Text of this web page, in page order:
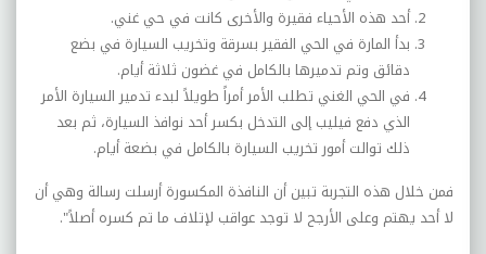
أحد هذه الأحياء فقيرة والأخرى كانت في حي غني.
بدأ المارة في الحي الفقير بسرقة وتخريب السيارة في بضع
دقائق وتم تدميرها بالكامل في غضون ثلاثة أيام.
في الحي الغني تطلب الأمر أمراً طويلاً لبدء تدمير السيارة الأمر
الذي دفع فيليب إلى التدخل بكسر أحد نوافذ السيارة، ثم بعد
ذلك توالت أمور تخريب السيارة بالكامل في بضعة أيام.
فمن خلال هذه التجربة تبين أن النافذة المكسورة أرسلت رسالة وهي أن
لا أحد يهتم وعلى الأرجح لا توجد عواقب لإتلاف ما تم كسره أصلاً".